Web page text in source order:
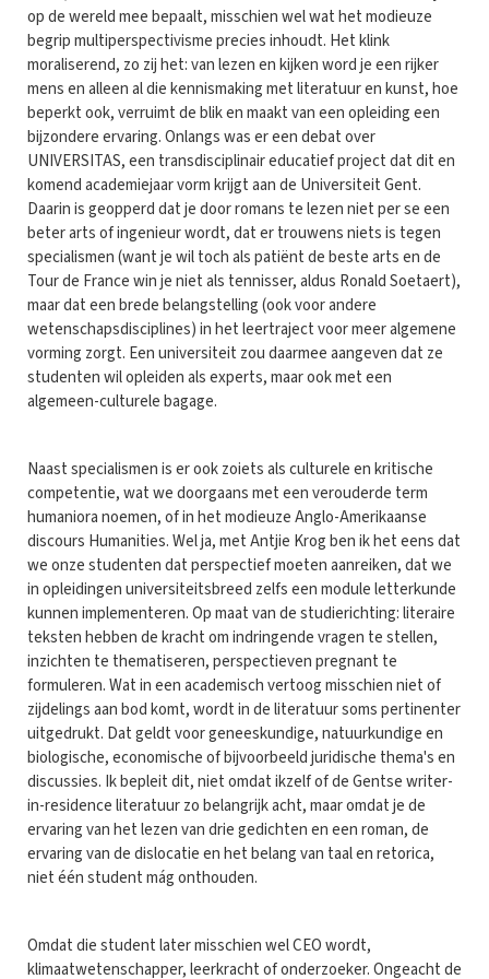
op de wereld mee bepaalt, misschien wel wat het modieuze
begrip multiperspectivisme precies inhoudt. Het klink
moraliserend, zo zij het: van lezen en kijken word je een rijker
mens en alleen al die kennismaking met literatuur en kunst, hoe
beperkt ook, verruimt de blik en maakt van een opleiding een
bijzondere ervaring. Onlangs was er een debat over
UNIVERSITAS, een transdisciplinair educatief project dat dit en
komend academiejaar vorm krijgt aan de Universiteit Gent.
Daarin is geopperd dat je door romans te lezen niet per se een
beter arts of ingenieur wordt, dat er trouwens niets is tegen
specialismen (want je wil toch als patiënt de beste arts en de
Tour de France win je niet als tennisser, aldus Ronald Soetaert),
maar dat een brede belangstelling (ook voor andere
wetenschapsdisciplines) in het leertraject voor meer algemene
vorming zorgt. Een universiteit zou daarmee aangeven dat ze
studenten wil opleiden als experts, maar ook met een
algemeen-culturele bagage.
Naast specialismen is er ook zoiets als culturele en kritische
competentie, wat we doorgaans met een verouderde term
humaniora noemen, of in het modieuze Anglo-Amerikaanse
discours Humanities. Wel ja, met Antjie Krog ben ik het eens dat
we onze studenten dat perspectief moeten aanreiken, dat we
in opleidingen universiteitsbreed zelfs een module letterkunde
kunnen implementeren. Op maat van de studierichting: literaire
teksten hebben de kracht om indringende vragen te stellen,
inzichten te thematiseren, perspectieven pregnant te
formuleren. Wat in een academisch vertoog misschien niet of
zijdelings aan bod komt, wordt in de literatuur soms pertinenter
uitgedrukt. Dat geldt voor geneeskundige, natuurkundige en
biologische, economische of bijvoorbeeld juridische thema's en
discussies. Ik bepleit dit, niet omdat ikzelf of de Gentse writer-
in-residence literatuur zo belangrijk acht, maar omdat je de
ervaring van het lezen van drie gedichten en een roman, de
ervaring van de dislocatie en het belang van taal en retorica,
niet één student mág onthouden.
Omdat die student later misschien wel CEO wordt,
klimaatwetenschapper, leerkracht of onderzoeker. Ongeacht de